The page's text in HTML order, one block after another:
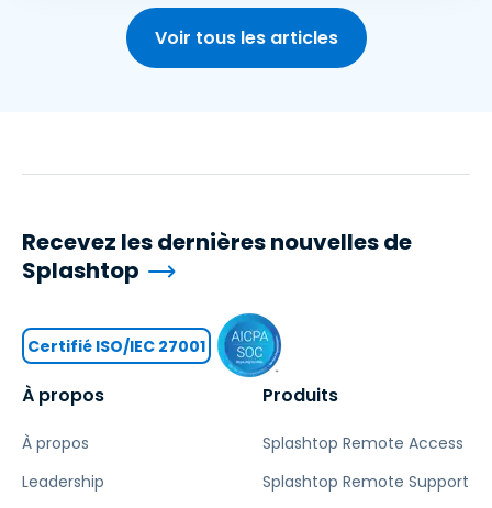
Voir tous les articles
À propos
À propos
Leadership
Produits
Splashtop Remote Access
Splashtop Remote Support
Recevez les dernières nouvelles de
Splashtop
Certifié ISO/IEC 27001